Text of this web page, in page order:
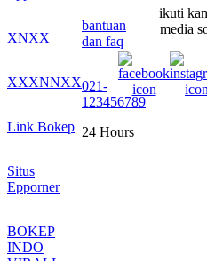
XNXX
XXXNNXX
Link Bokep
Situs
Epporner
BOKEP
INDO
bantuan
dan faq
021-
123456789
24 Hours
ikuti
media